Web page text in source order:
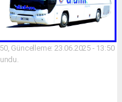
Güncelleme: 23.06.2025 - 13:50